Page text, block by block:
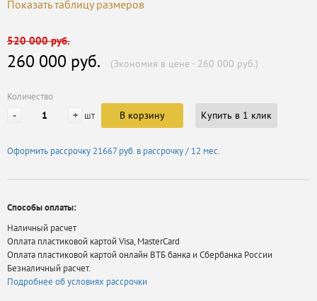
Показать таблицу размеров
520 000 руб.
260 000 руб. (Экономия в цене - 260 000 руб.)
Количество
- + шт В корзину Купить в 1 клик
Оформить рассрочку 21667 руб. в рассрочку / 12 мес.
Способы оплаты:
Наличный расчет
Оплата пластиковой картой Visa, MasterCard
Оплата пластиковой картой онлайн ВТБ банка и Сбербанка России
Безналичный расчет.
Подробнее об условиях рассрочки